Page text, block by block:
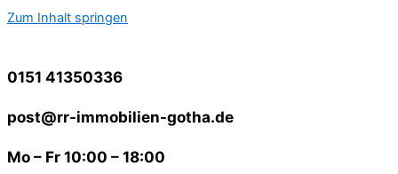
Zum Inhalt springen
0151 41350336
post@rr-immobilien-gotha.de
Mo – Fr 10:00 – 18:00